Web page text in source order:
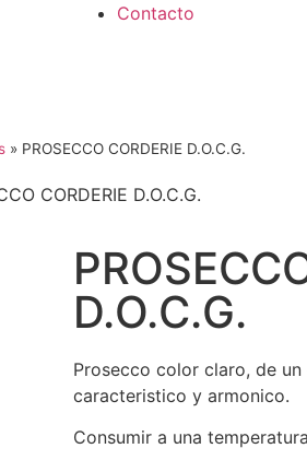
Contacto
» PROSECCO CORDERIE D.O.C.G.
CORDERIE D.O.C.G.
D.O.C.G.
Prosecco color claro, de
caracteristico y armonico.
Consumir a una